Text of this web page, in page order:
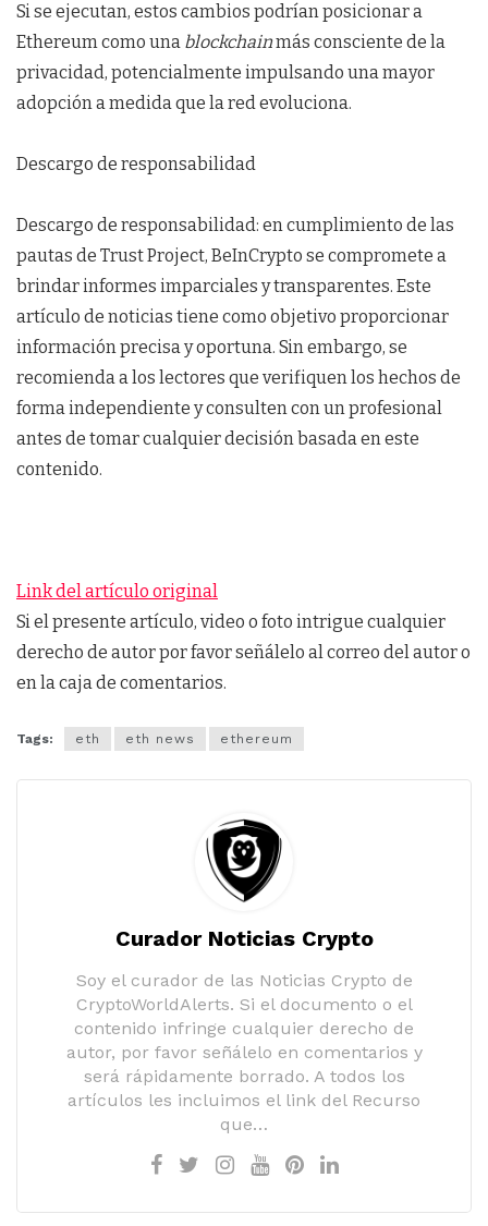
Si se ejecutan, estos cambios podrían posicionar a
Ethereum como una blockchainmás consciente de la
privacidad, potencialmente impulsando una mayor
adopción a medida que la red evoluciona.
Descargo de responsabilidad
Descargo de responsabilidad: en cumplimiento de las
pautas de Trust Project, BeInCrypto se compromete a
brindar informes imparciales y transparentes. Este
artículo de noticias tiene como objetivo proporcionar
información precisa y oportuna. Sin embargo, se
recomienda a los lectores que verifiquen los hechos de
forma independiente y consulten con un profesional
antes de tomar cualquier decisión basada en este
contenido.
Link del artículo original
Si el presente artículo, video o foto intrigue cualquier
derecho de autor por favor señálelo al correo del autor o
en la caja de comentarios.
Tags: eth eth news ethereum
Curador Noticias Crypto
Soy el curador de las Noticias Crypto de
CryptoWorldAlerts. Si el documento o el
contenido infringe cualquier derecho de
autor, por favor señálelo en comentarios y
será rápidamente borrado. A todos los
artículos les incluimos el link del Recurso
que…